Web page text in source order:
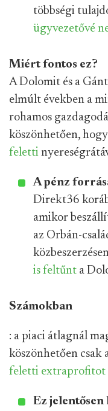
többségi
ügyvezetővé
Miért fontos ez?
A Dolomit és a
elmúlt években a
rohamos
köszönhetően,
feletti
A pénz
Direkt36
amikor
az Orbán-
is feltűnt a
Számokban
: a piaci átlagnál
köszönhetően csak
feletti extraprofitot
Ez